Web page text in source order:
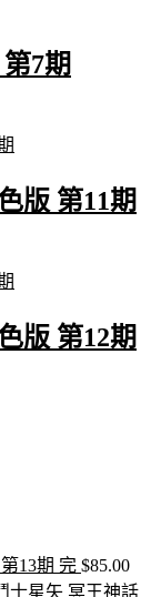
7期
版 第11期
版 第12期
13期 完 $85.00
士星矢 冥王神話